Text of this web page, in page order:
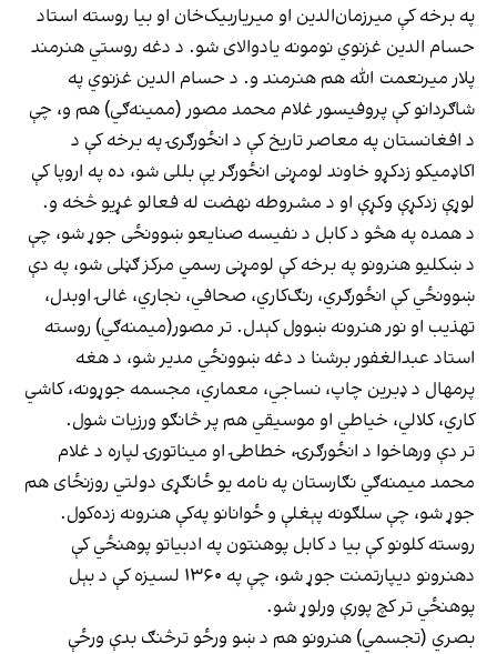
په برخه کې میرزمان‌الدین او میریاربیک‌خان او بیا روسته استاد
حسام الدین غزنوي نومونه یادوالای شو. د دغه روستي هنرمند
پلار میرنعمت الله هم هنرمند و. د حسام الدین غزنوي په
شاګردانو کې پروفیسور غلام محمد مصور (ممینه‌ګي) هم و، چې
د افغانستان په معاصر تاریخ کې د انځورګرۍ په برخه کې د
اکاډمیکو زدکړو خاوند لومړنی انځورګر یې بللی شو، ده په اروپا کې
لوړې زدکړې وکړې او د مشروطه نهضت له فعالو غړیو څخه و.
د همده په هڅو د کابل د نفیسه صنایعو ښوونځی جوړ شو، چې
د ښکلیو هنرونو په برخه کې لومړنی رسمي مرکز ګڼلی شو، په دې
ښوونځي کې انځورګري، رنګ‌کاري، صحافي، نجاري، غالۍ اوبدل،
تهذیب او نور هنرونه ښوول کېدل. تر مصور(میمنه‌ګي) روسته
استاد عبدالغفور برشنا د دغه ښوونځي مدیر شو، د هغه
پرمهال د ډبرین چاپ، نساجي، معماري، مجسمه جوړونه، کاشي
کاري، کلالي، خیاطي او موسیقي هم پر څانګو ورزیات شول.
تر دې ورهاخوا د انځورګرۍ، خطاطۍ او میناتورۍ لپاره د غلام
محمد میمنه‌ګي نګارستان په نامه یو ځانګړی دولتي روزنځای هم
جوړ شو، چې سلګونه پېغلې و ځوانانو په‌کې هنرونه زده‌کول.
روسته کلونو کې بیا د کابل پوهنتون په ادبیاتو پوهنځي کې
دهنرونو دیپارتمنت جوړ شو، چې په ۱۳۶۰ لسیزه کې د بېل
پوهنځي تر کچ پورې ورلوړ شو.
بصري (تجسمي) هنرونو هم د ښو ورځو ترڅنګ بدې ورځې